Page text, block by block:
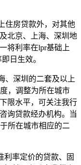
房贷款外，对其他
北京、上海、深圳地
将利率在lpr基础上
日生效。
深圳的二套及以上
，调整为所在城市
限水平，可关注我行
询贷款经办机构。当
所在城市相应的二
率定价的贷款、固